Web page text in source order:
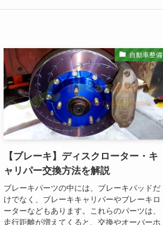
自動車整備
【ブレーキ】ディスクローター・キ
ャリパー交換方法を解説
ブレーキパーツの中には、ブレーキパッドだ
けでなく、ブレーキキャリパーやブレーキロ
ーターなどもあります。これらのパーツは、
走行距離が増えてくると、交換やオーバーホ